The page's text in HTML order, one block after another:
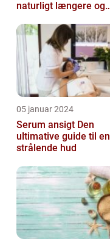
naturligt længere og
05 januar 2024
Serum ansigt Den
ultimative guide til en
strålende hud